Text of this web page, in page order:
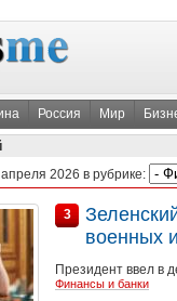
Россия Мир
2026 в рубрике:
3
военных
Президент ввел в
Финансы и банки